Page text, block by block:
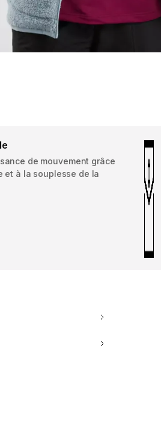
de mouvement grâce
et à la souplesse de la